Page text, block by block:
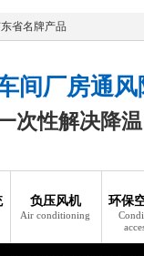
省名牌产品
间厂房通
次性解决降
负压风机
Air conditioning
环保